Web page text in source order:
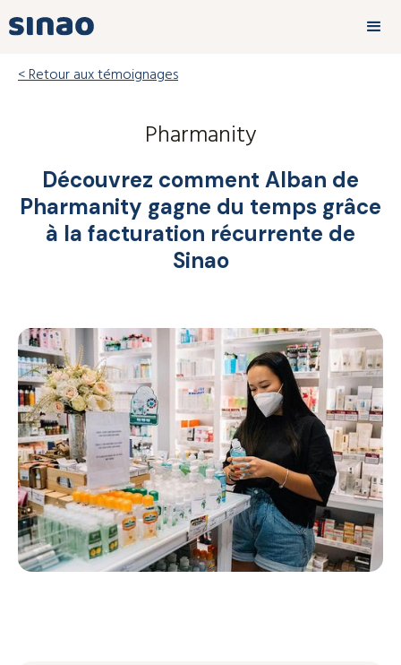
< Retour aux témoignages
Pharmanity
Découvrez comment Alban de
Pharmanity gagne du temps grâce
à la facturation récurrente de
Sinao